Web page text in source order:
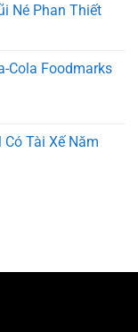
Né Phan Thiết
Cola Foodmarks
Tài Xế Năm